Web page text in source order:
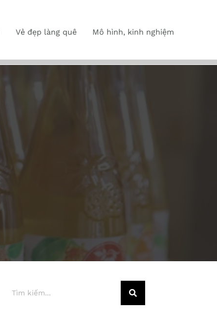
Vẻ đẹp làng quê Mô hình, kinh nghiệm